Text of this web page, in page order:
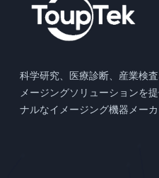
科学研究、医療診断、産業検
メージングソリューションを
ナルなイメージング機器メーカ